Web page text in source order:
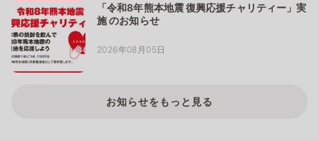
「令和8年熊本地震 復興応援チャリティー」実
施 のお知らせ
2026年08月05日
お知らせをもっと見る